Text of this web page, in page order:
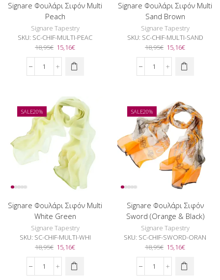
Signare Φουλάρι Σιφόν Multi
Peach
Signare Tapestry
SKU: SC-CHIF-MULTI-PEAC
18,95€ Original
price
was:
18,95€.
15,16€Η
τιμή
Signare
Peach
ποσότητα
Signare Φουλάρι Σιφόν Multi
Sand Brown
Signare Tapestry
SKU: SC-CHIF-MULTI-SAND
18,95€ Original
price
was:
18,95€.
15,16€Η
τιμή
Signare
Sand
Brown
ποσότητα
SALE20%
Signare Φουλάρι Σιφόν Multi
White Green
Signare Tapestry
SKU: SC-CHIF-MULTI-WHI
18,95€ Original
price
was:
18,95€.
15,16€Η
τιμή
Signare
SALE20%
Signare Φουλάρι Σιφόν
Sword (Orange & Black)
Signare Tapestry
SKU: SC-CHIF-SWORD-ORAN
18,95€ Original
price
was:
18,95€.
15,16€Η
τιμή
Signare